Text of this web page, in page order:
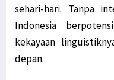
sehari-hari. Tanpa
Indonesia
kekayaan
depan.